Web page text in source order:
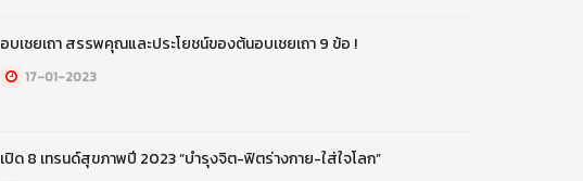
อบเชยเถา สรรพคุณและประโยชน์ของต้นอบเชยเถา 9 ข้อ !
17-01-2023
เปิด 8 เทรนด์สุขภาพปี 2023 “บำรุงจิต-ฟิตร่างกาย-ใส่ใจโลก”